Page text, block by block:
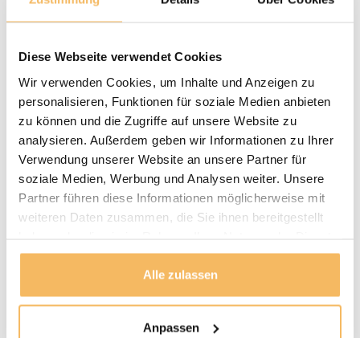
Diese Webseite verwendet Cookies
Wir verwenden Cookies, um Inhalte und Anzeigen zu
personalisieren, Funktionen für soziale Medien anbieten
zu können und die Zugriffe auf unsere Website zu
analysieren. Außerdem geben wir Informationen zu Ihrer
Verwendung unserer Website an unsere Partner für
soziale Medien, Werbung und Analysen weiter. Unsere
Partner führen diese Informationen möglicherweise mit
weiteren Daten zusammen, die Sie ihnen bereitgestellt
gesammelt haben.
Alle zulassen
Anpassen
Golden Care –
Lieferzeit: 1–3
Werktage
Fragen zu einem unserer Produkte?
We helpen je graag bij het maken van de juiste keuze
voor jouw inrichting.
Neem contact op
Lieferung und Abholung
LIEFERN:
Puurteak.de hat einen eigenen Lieferservice und liefert die
Wir setzen uns mit Ihnen in Verbindung und vereinbaren
mit Ihnen einen Termin für die Lieferung. Unsere